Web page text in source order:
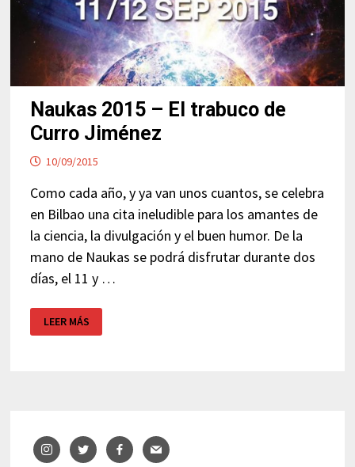
Naukas 2015 – El trabuco de
Curro Jiménez
10/09/2015
Como cada año, y ya van unos cuantos, se celebra
en Bilbao una cita ineludible para los amantes de
la ciencia, la divulgación y el buen humor. De la
mano de Naukas se podrá disfrutar durante dos
días, el 11 y …
NAUKAS
2015
–
LEER MÁS